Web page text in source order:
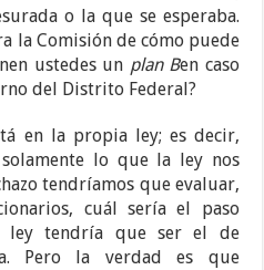
o la que se esperaba.
la Comisión de cómo puede
ustedes un plan Ben caso
del Distrito Federal?
en la propia ley; es decir,
lo que la ley nos
tendríamos que evaluar,
cuál sería el paso
ley tendría que ser el de
Pero la verdad es que